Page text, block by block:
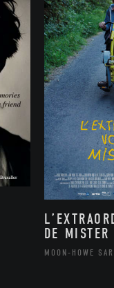
DE MISTER
MOON-HOWE